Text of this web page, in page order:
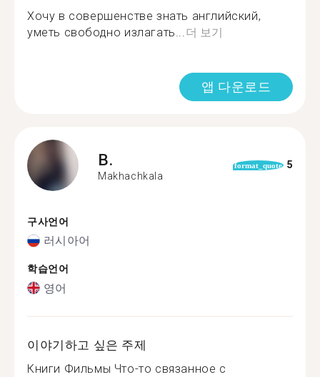
Хочу в совершенстве знать английский,
уметь свободно излагать... 더 보기
앱 다운로드
B.
Makhachkala
format_quote 5
구사언어
러시아어
학습언어
영어
이야기하고 싶은 주제
Книги Фильмы Что-то связанное с